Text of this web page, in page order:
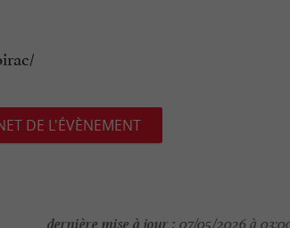
DE L'ÉVÈNEMENT
dernière mise à jour :